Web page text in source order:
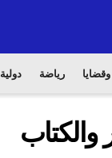
رياضة دولية
للنشر والكتاب